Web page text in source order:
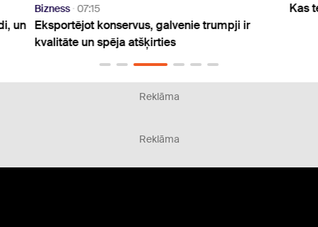
un
Bizness 07:15
Eksportējot konservus, galvenie trumpji ir
kvalitāte un spēja atšķirties
Kas
Reklāma
Reklāma